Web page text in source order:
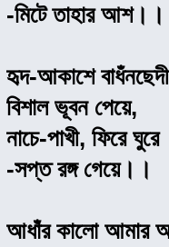
-মিটে তাহার আশ।।
হৃদ-আকাশে বাধঁনছেদী
বিশাল ভূবন পেয়ে,
নাচে-পাখী, ফিরে ঘুরে
-সপ্ত রঙ্গ গেয়ে।।
আধাঁর কালো আমার